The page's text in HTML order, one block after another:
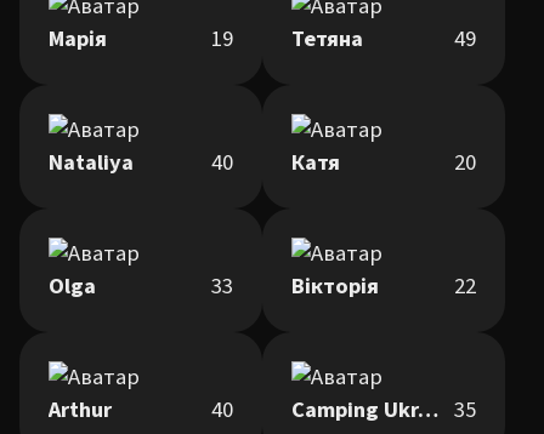
Марія 19 Тетяна 49
Nataliya 40 Катя 20
Olga 33 Вікторія 22
Arthur 40 Camping Ukraine 35